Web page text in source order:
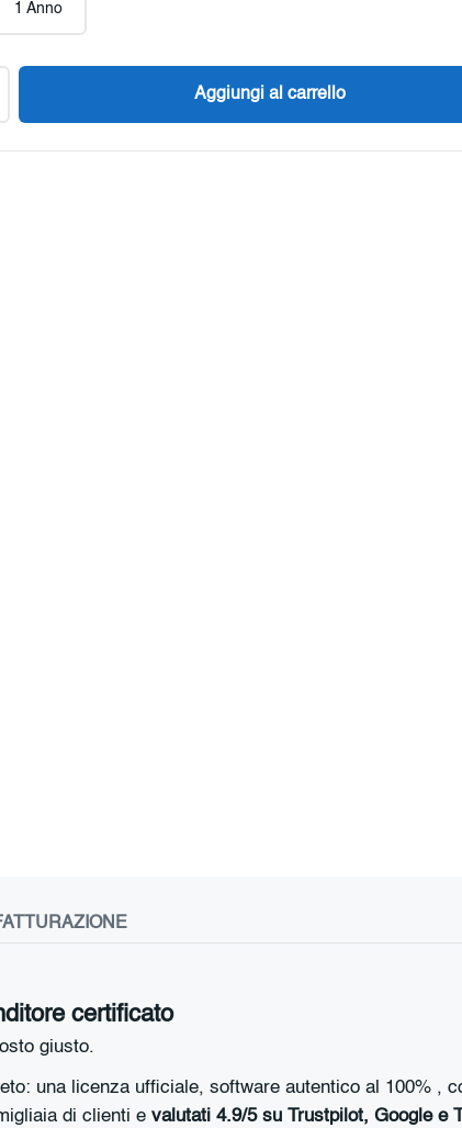
1 Anno
Aggiungi al carrello
certificato
giusto.
una licenza ufficiale, software autentico al 100% ,
di clienti e valutati 4.9/5 su Trustpilot, Google e